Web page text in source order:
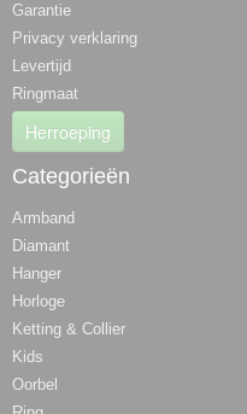
Garantie
Privacy verklaring
Levertijd
Ringmaat
Herroeping
Categorieën
Armband
Diamant
Hanger
Horloge
Ketting & Collier
Kids
Oorbel